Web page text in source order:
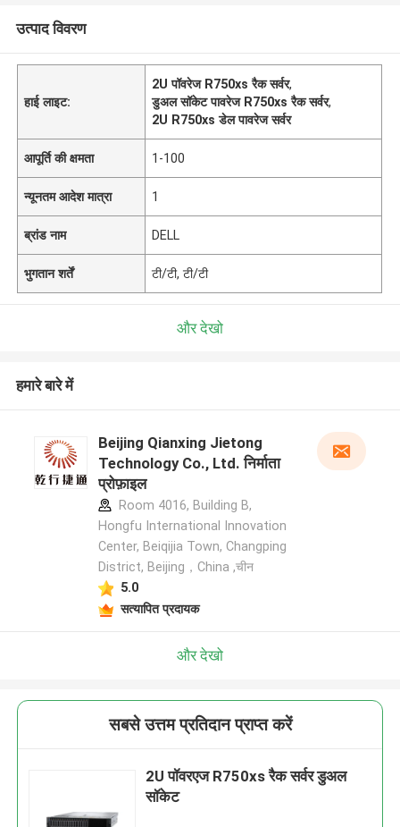
उत्पाद विवरण
हाई लाइट:
2U पॉवरेज R750xs रैक सर्वर,
डुअल सॉकेट पावरेज R750xs रैक सर्वर,
2U R750xs डेल पावरेज सर्वर
आपूर्ति की क्षमता 1-100
न्यूनतम आदेश मात्रा 1
ब्रांड नाम DELL
भुगतान शर्तें टी/टी, टी/टी
और देखो
हमारे बारे में
Beijing Qianxing Jietong
Technology Co., Ltd. निर्माता
प्रोफ़ाइल
Room 4016, Building B,
Hongfu International Innovation
Center, Beiqijia Town, Changping
District, Beijing，China ,चीन
5.0
सत्यापित प्रदायक
और देखो
सबसे उत्तम प्रतिदान प्राप्त करें
2U पॉवरएज R750xs रैक सर्वर डुअल
सॉकेट